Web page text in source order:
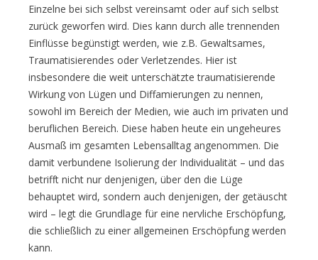
Einzelne bei sich selbst vereinsamt oder auf sich selbst
zurück geworfen wird. Dies kann durch alle trennenden
Einflüsse begünstigt werden, wie z.B. Gewaltsames,
Traumatisierendes oder Verletzendes. Hier ist
insbesondere die weit unterschätzte traumatisierende
Wirkung von Lügen und Diffamierungen zu nennen,
sowohl im Bereich der Medien, wie auch im privaten und
beruflichen Bereich. Diese haben heute ein ungeheures
Ausmaß im gesamten Lebensalltag angenommen. Die
damit verbundene Isolierung der Individualität – und das
betrifft nicht nur denjenigen, über den die Lüge
behauptet wird, sondern auch denjenigen, der getäuscht
wird – legt die Grundlage für eine nervliche Erschöpfung,
die schließlich zu einer allgemeinen Erschöpfung werden
kann.